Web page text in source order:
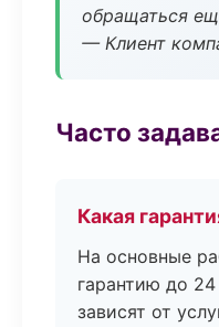
обращаться
— Клиент
Часто
Какая
На основные
гарантию до
зависят от